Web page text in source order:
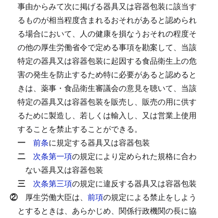
事由からみて次に掲げる器具又は容器包装に該当す
るものが相当程度含まれるおそれがあると認められ
る場合において、人の健康を損なうおそれの程度そ
の他の厚生労働省令で定める事項を勘案して、当該
特定の器具又は容器包装に起因する食品衛生上の危
害の発生を防止するため特に必要があると認めると
きは、薬事・食品衛生審議会の意見を聴いて、当該
特定の器具又は容器包装を販売し、販売の用に供す
るために製造し、若しくは輸入し、又は営業上使用
することを禁止することができる。
一 前条に規定する器具又は容器包装
二 次条第一項の規定により定められた規格に合わ
ない器具又は容器包装
三 次条第三項の規定に違反する器具又は容器包装
② 厚生労働大臣は、 前項の規定による禁止をしよう
とするときは、あらかじめ、関係行政機関の長に協